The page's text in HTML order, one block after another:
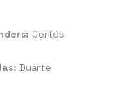
Cortés
Duarte